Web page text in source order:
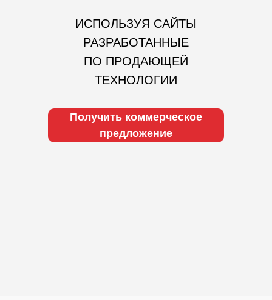
Получить коммерческое
предложение
ИСПОЛЬЗУЯ САЙТЫ
РАЗРАБОТАННЫЕ
ПО ПРОДАЮЩЕЙ
ТЕХНОЛОГИИ